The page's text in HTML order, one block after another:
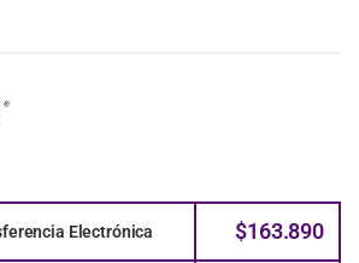
Electrónica $163.890